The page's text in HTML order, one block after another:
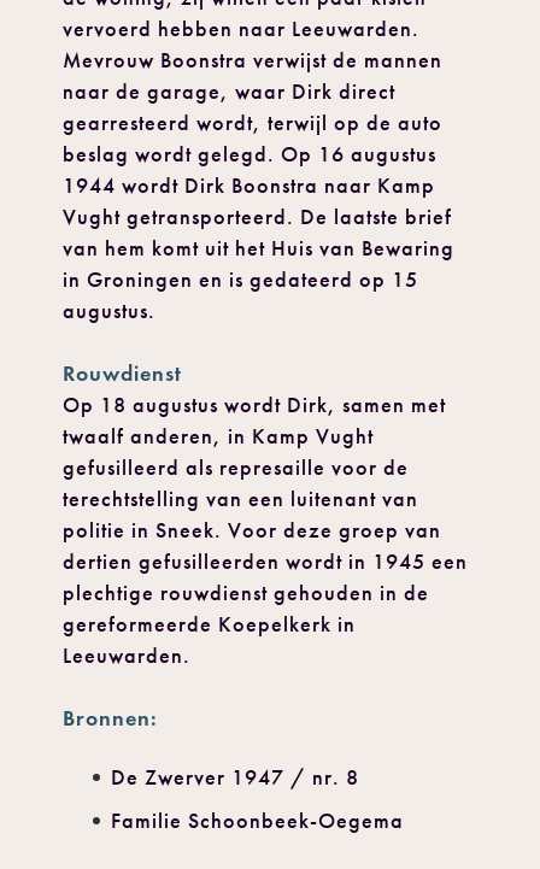
vervoerd hebben naar Leeuwarden.
Mevrouw Boonstra verwijst de mannen
naar de garage, waar Dirk direct
gearresteerd wordt, terwijl op de auto
beslag wordt gelegd. Op 16 augustus
1944 wordt Dirk Boonstra naar Kamp
Vught getransporteerd. De laatste brief
van hem komt uit het Huis van Bewaring
in Groningen en is gedateerd op 15
augustus.
Rouwdienst
Op 18 augustus wordt Dirk, samen met
twaalf anderen, in Kamp Vught
gefusilleerd als represaille voor de
terechtstelling van een luitenant van
politie in Sneek. Voor deze groep van
dertien gefusilleerden wordt in 1945 een
plechtige rouw­dienst gehouden in de
gereformeerde Koepelkerk in
Leeuwarden.
Bronnen:
De Zwerver 1947 / nr. 8
Familie Schoonbeek-Oegema